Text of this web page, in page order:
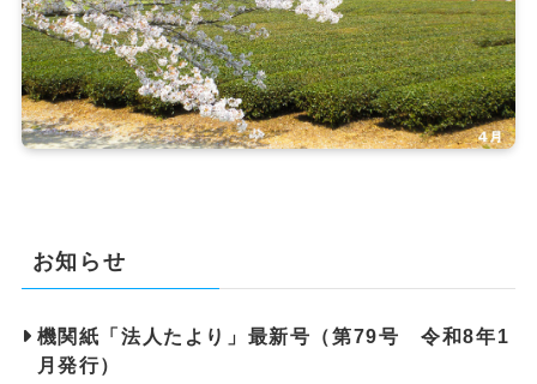
お知らせ
機関紙「法人たより」最新号（第79号 令和8年1
月発行）